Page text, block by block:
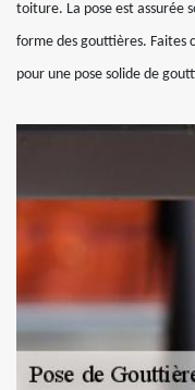
toiture. La pose est assurée
forme des gouttières. Faites
pour une pose solide de